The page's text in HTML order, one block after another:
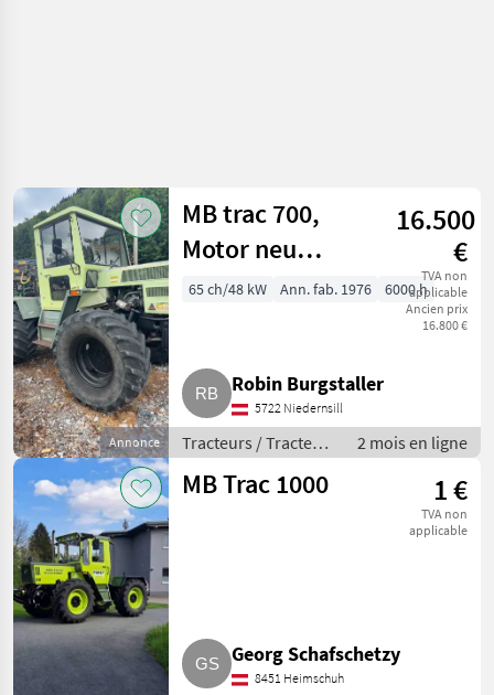
Annonce
MB trac 700,
Motor neu
gemacht
16.500
€
TVA non
applicable
Ancien prix
16.800 €
65 ch/48 kW Ann. fab. 1976 6000 h
Robin Burgstaller
5722 Niedernsill
Tracteurs / Tracteurs
agricoles
2 mois en ligne
MB Trac 1000 1 €
TVA non
applicable
Georg Schafschetzy
8451 Heimschuh